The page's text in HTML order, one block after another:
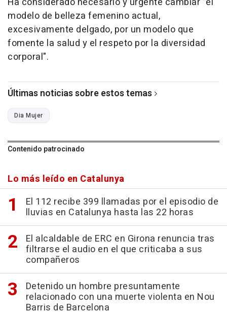
modelo de belleza femenino actual,
excesivamente delgado, por un modelo que
fomente la salud y el respeto por la diversidad
corporal".
Últimas noticias sobre estos temas
Dia Mujer
Contenido patrocinado
Lo más leído en Catalunya
El 112 recibe 399 llamadas por el episodio de
lluvias en Catalunya hasta las 22 horas
El alcaldable de ERC en Girona renuncia tras
filtrarse el audio en el que criticaba a sus
compañeros
Detenido un hombre presuntamente
relacionado con una muerte violenta en Nou
Barris de Barcelona